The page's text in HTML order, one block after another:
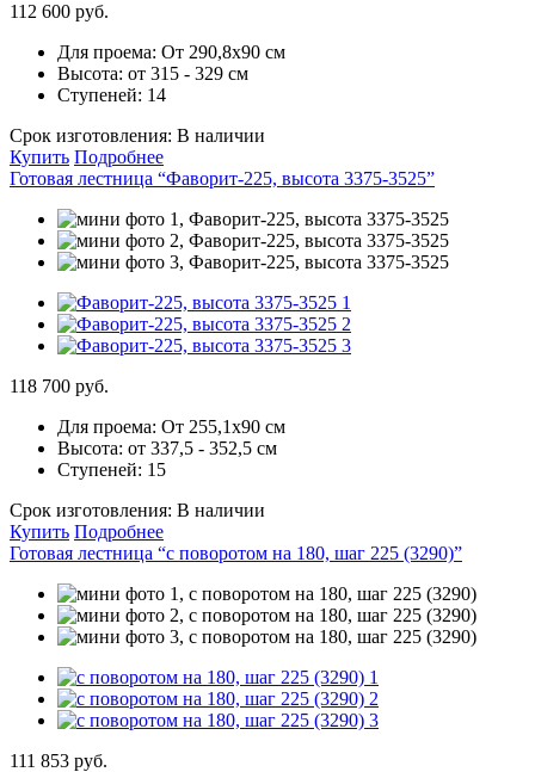
112 600 руб.
Для проема: От 290,8х90 см
Высота: от 315 - 329 см
Ступеней: 14
Срок изготовления: В наличии
Купить Подробнее
Готовая лестница “Фаворит-225, высота 3375-3525”
118 700 руб.
Для проема: От 255,1х90 см
Высота: от 337,5 - 352,5 см
Ступеней: 15
Срок изготовления: В наличии
Купить Подробнее
Готовая лестница “с поворотом на 180, шаг 225 (3290)”
111 853 руб.